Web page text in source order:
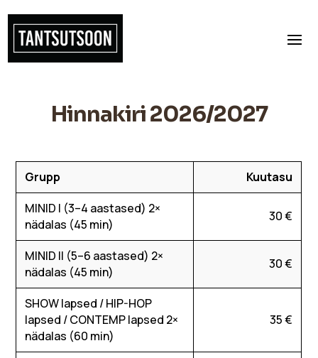
Hinnakiri 2026/2027
Grupp
Kuutasu
MINID I (3–4 aastased) 2×
nädalas (45 min)
30 €
MINID II (5–6 aastased) 2×
nädalas (45 min)
30 €
SHOW lapsed / HIP-HOP
lapsed / CONTEMP lapsed 2×
nädalas (60 min)
35 €